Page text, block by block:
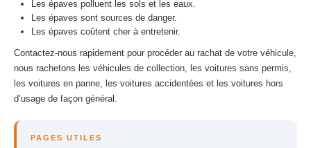
Les épaves polluent les sols et les eaux.
Les épaves sont sources de danger.
Les épaves coûtent cher à entretenir.
Contactez-nous rapidement pour procéder au rachat de votre véhicule,
nous rachetons les véhicules de collection, les voitures sans permis,
les voitures en panne, les voitures accidentées et les voitures hors
d’usage de façon général.
PAGES UTILES